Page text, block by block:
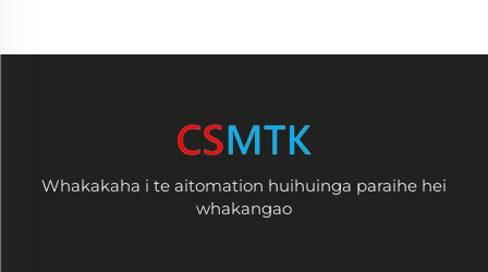
Whakakaha i te aitomation huihuinga paraihe hei
whakangao